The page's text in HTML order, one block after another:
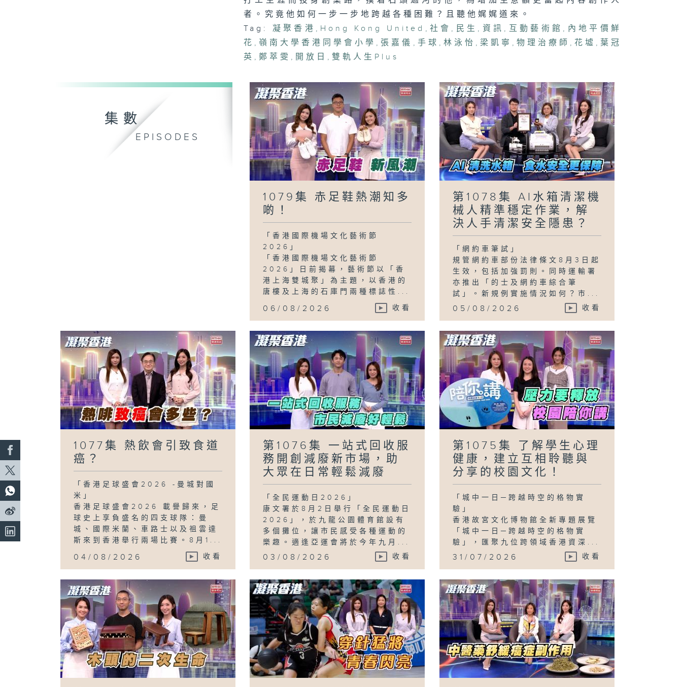
者。究竟他如何一步一步地跨越各種困難？且聽他娓娓道來。
Tag:
凝聚香港 , Hong Kong United , 社會 , 民生 , 資訊 , 互動藝術館 , 內地平價鮮
花 ,嶺南大學香港同學會小學 , 張嘉儀 , 手球 , 林泳怡 , 梁凱寧 , 物理治療師 , 花墟 , 葉冠
英 ,鄭萃雯 , 開放日 ,雙軌人生Plus
集數
EPISODES
1079集 赤足鞋熱潮知多
啲！
「香港國際機場文化藝術節
2026」
「香港國際機場文化藝術節
2026」日前揭幕，藝術節以「香
港上海雙城聚」為主題，以香港的
唐樓及上海的石庫門兩種標誌性...
06/08/2026 收看
第1078集 AI水箱清潔機
械人精準穩定作業，解
決人手清潔安全隱患？
「網約車筆試」
規管網約車部份法律條文8月3日起
生效，包括加強罰則。同時運輸署
亦推出「的士及網約車綜合筆
試」。新規例實施情況如何？市...
05/08/2026 收看
1077集 熱飲會引致食道
癌？
「香港足球盛會2026 -曼城對國
米」
香港足球盛會2026 載譽歸來，足
球史上享負盛名的四支球隊：曼
城、國際米蘭、車路士以及祖雲達
斯來到香港舉行兩場比賽。8月1...
04/08/2026 收看
第1076集 一站式回收服
務開創減廢新市場，助
大眾在日常輕鬆減廢
「全民運動日2026」
康文署於8月2日舉行「全民運動日
2026」，於九龍公園體育館設有
多個攤位，讓市民感受各種運動的
樂趣。適逢亞運會將於今年九月...
03/08/2026 收看
第1075集 了解學生心理
健康，建立互相聆聽與
分享的校園文化！
「城中一日─跨越時空的格物實
驗」
香港故宮文化博物館全新專題展覽
「城中一日─跨越時空的格物實
驗」，匯聚九位跨領域香港資深...
31/07/2026 收看